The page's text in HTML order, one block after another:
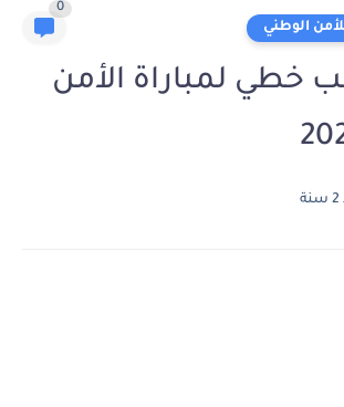
الوطني
0
خطي لمباراة الأمن